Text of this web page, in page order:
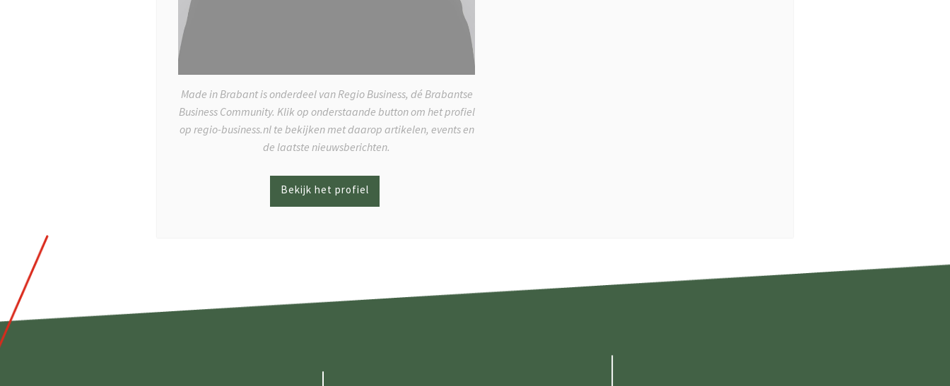
Made in Brabant is onderdeel van Regio Business, dé Brabantse
Business Community. Klik op onderstaande button om het profiel
op regio-business.nl te bekijken met daarop artikelen, events en
de laatste nieuwsberichten.